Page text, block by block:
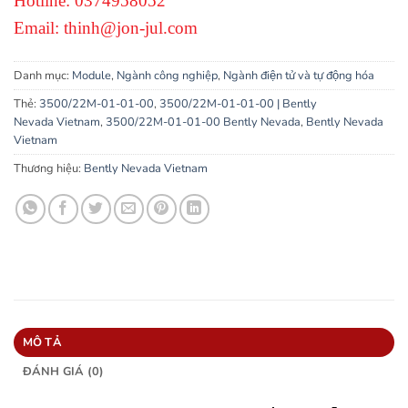
Email: thinh@jon-jul.com
Danh mục: Module, Ngành công nghiệp, Ngành điện tử và tự động hóa
Thẻ: 3500/22M-01-01-00, 3500/22M-01-01-00 | Bently
Nevada Vietnam, 3500/22M-01-01-00 Bently Nevada, Bently Nevada
Vietnam
Thương hiệu: Bently Nevada Vietnam
MÔ TẢ
ĐÁNH GIÁ (0)